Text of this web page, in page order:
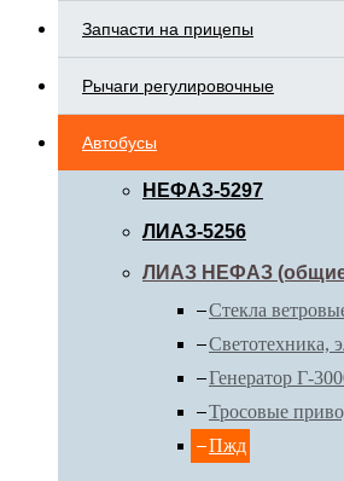
Запчасти на прицепы
Рычаги регулировочные
Автобусы
НЕФАЗ-5297
ЛИАЗ-5256
ЛИАЗ НЕФАЗ (общие
Стекла
Светотехника,
Генератор Г-
Тросовые
Пжд